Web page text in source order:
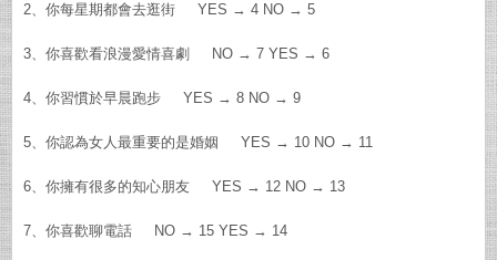
2、你每星期都會去逛街 YES → 4 NO → 5
3、你喜歡看浪漫愛情喜劇 NO → 7 YES → 6
4、你習慣於早晨跑步 YES → 8 NO → 9
5、你認為女人最重要的是婚姻 YES → 10 NO → 11
6、你擁有很多的知心朋友 YES → 12 NO → 13
7、你喜歡聊電話 NO → 15 YES → 14